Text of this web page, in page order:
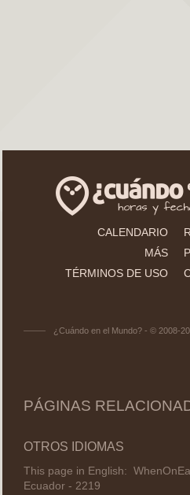
CALENDARIO
MÁS
TÉRMINOS DE USO
¿Cuándo en el Mundo? - © 2008-
PÁGINAS
OTROS IDIOMAS
This page in English:
Ecuador - 2219